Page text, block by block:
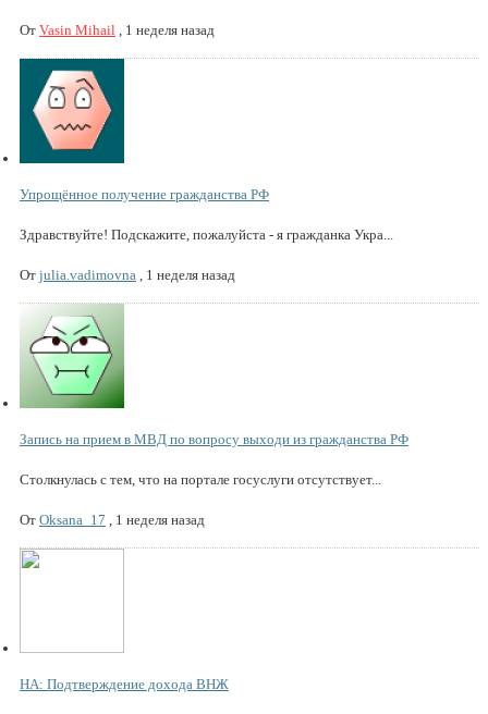
От Vasin Mihail 1 неделя назад
Упрощённое получение гражданства РФ
Здравствуйте! Подскажите, пожалуйста - я гражданка Укра...
От julia.vadimovna 1 неделя назад
Запись на прием в МВД по вопросу выходи из гражданства РФ
Столкнулась с тем, что на портале госуслуги отсутствует...
От Oksana_17 1 неделя назад
НА: Подтверждение дохода ВНЖ